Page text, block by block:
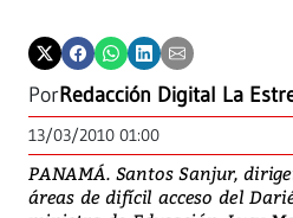
PorRedacción Digital La
13/03/2010 01:00
PANAMÁ. Santos Sanjur,
áreas de difícil acceso del